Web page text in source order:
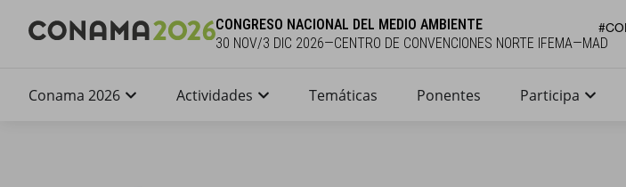
CONGRESO NACIONAL DEL MEDIO AMBIENTE
30 NOV/3 DIC 2026—CENTRO DE CONVENCIONES NORTE IFEMA—MAD
Conama 2026 Actividades Temáticas Ponentes Participa